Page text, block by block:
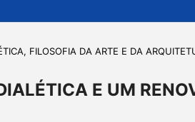
FILOSOFIA DA ARTE E DA
E UM